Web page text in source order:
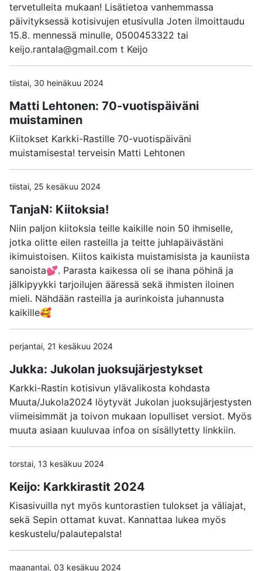
tervetulleita mukaan! Lisätietoa vanhemmassa
päivityksessä kotisivujen etusivulla Joten ilmoittaudu
15.8. mennessä minulle, 0500453322 tai
keijo.rantala@gmail.com t Keijo
tiistai, 30 heinäkuu 2024
Matti Lehtonen: 70-vuotispäiväni
muistaminen
Kiitokset Karkki-Rastille 70-vuotispäiväni
muistamisesta! terveisin Matti Lehtonen
tiistai, 25 kesäkuu 2024
TanjaN: Kiitoksia!
Niin paljon kiitoksia teille kaikille noin 50 ihmiselle,
jotka olitte eilen rasteilla ja teitte juhlapäivästäni
ikimuistoisen. Kiitos kaikista muistamisista ja kauniista
sanoista💕. Parasta kaikessa oli se ihana pöhinä ja
jälkipyykki tarjoilujen ääressä sekä ihmisten iloinen
mieli. Nähdään rasteilla ja aurinkoista juhannusta
kaikille🥰
perjantai, 21 kesäkuu 2024
Jukka: Jukolan juoksujärjestykset
Karkki-Rastin kotisivun ylävalikosta kohdasta
Muuta/Jukola2024 löytyvät Jukolan juoksujärjestysten
viimeisimmät ja toivon mukaan lopulliset versiot. Myös
muuta asiaan kuuluvaa infoa on sisällytetty linkkiin.
torstai, 13 kesäkuu 2024
Keijo: Karkkirastit 2024
Kisasivuilla nyt myös kuntorastien tulokset ja väliajat,
sekä Sepin ottamat kuvat. Kannattaa lukea myös
keskustelu/palautepalsta!
maanantai, 03 kesäkuu 2024